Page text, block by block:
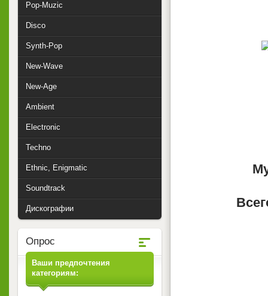
Pop-Muzic
Disco
Synth-Pop
New-Wave
New-Age
Ambient
Electronic
Techno
Ethnic, Enigmatic
Soundtrack
Дискографии
Опрос
Ваши предпочтения
категориям: